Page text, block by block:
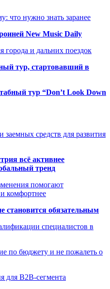
что нужно знать заранее
New Music Daily
города и дальних поездок
тур, стартовавший в
тур “Don’t Look Down
средств для развития
всё активнее
тренд
помогают
комфортнее
становится обязательным
специалистов в
по бюджету и не пожалеть о
для B2B-сегмента